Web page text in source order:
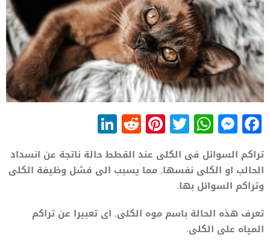
Facebook
Messenger
WhatsApp
Twitter
Pinterest
Reddit
تراكم السوائل فى الكلى عند القطط حالة ناتجة عن انسداد
الحالب او الكلى نفسها, مما يسبب الى فشل وظيفة الكلى
وتراكم السوائل بها.
تعرف هذه الحالة باسم موه الكلى, اى تعبيرا عن تراكم
المياه على الكلى.